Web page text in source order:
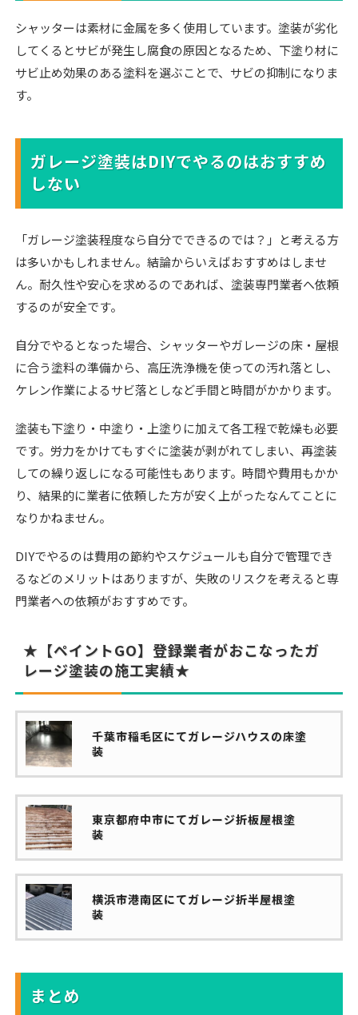
シャッターは素材に金属を多く使用しています。塗装が劣化
してくるとサビが発生し腐食の原因となるため、下塗り材に
サビ止め効果のある塗料を選ぶことで、サビの抑制になりま
す。
ガレージ塗装はDIYでやるのはおすすめ
しない
「ガレージ塗装程度なら自分でできるのでは？」と考える方
は多いかもしれません。結論からいえばおすすめはしませ
ん。耐久性や安心を求めるのであれば、塗装専門業者へ依頼
するのが安全です。
自分でやるとなった場合、シャッターやガレージの床・屋根
に合う塗料の準備から、高圧洗浄機を使っての汚れ落とし、
ケレン作業によるサビ落としなど手間と時間がかかります。
塗装も下塗り・中塗り・上塗りに加えて各工程で乾燥も必要
です。労力をかけてもすぐに塗装が剥がれてしまい、再塗装
しての繰り返しになる可能性もあります。時間や費用もかか
り、結果的に業者に依頼した方が安く上がったなんてことに
なりかねません。
DIYでやるのは費用の節約やスケジュールも自分で管理でき
るなどのメリットはありますが、失敗のリスクを考えると専
門業者への依頼がおすすめです。
★【ペイントGO】登録業者がおこなったガ
レージ塗装の施工実績★
千葉市稲毛区にてガレージハウスの床塗
装
東京都府中市にてガレージ折板屋根塗
装
横浜市港南区にてガレージ折半屋根塗
装
まとめ